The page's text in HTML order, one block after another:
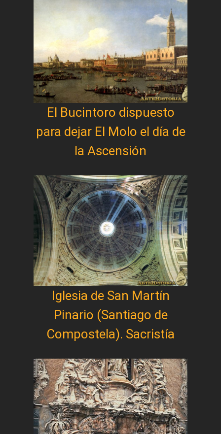
El Bucintoro dispuesto
para dejar El Molo el día de
la Ascensión
Iglesia de San Martín
Pinario (Santiago de
Compostela). Sacristía